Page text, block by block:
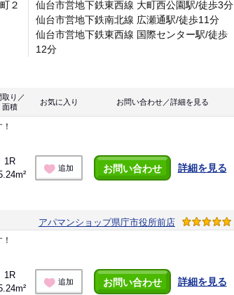
２
仙台市営地下鉄東西線 大町西公園駅/徒歩3分
仙台市営地下鉄南北線 広瀬通駅/徒歩11分
仙台市営地下鉄東西線 国際センター駅/徒歩
12分
取り／
面積
お気に入り お問い合わせ／詳細を見る
1R
追加 お問い合わせ 詳細を見る
アパマンショップ県庁市役所前店
1R
追加 お問い合わせ 詳細を見る